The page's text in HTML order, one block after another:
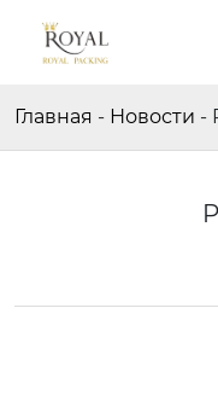
Главная - Новости -